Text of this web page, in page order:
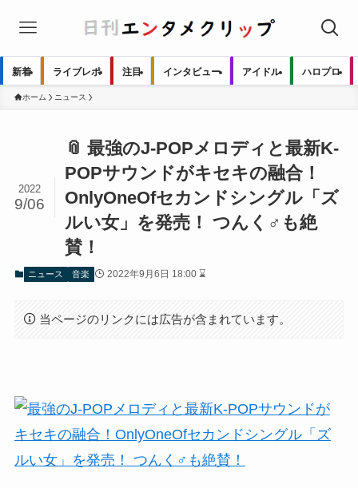
新着 ライブレポ 注目 インタビュー アイドル ハロプロ
ホーム ニュース
📎 最強のJ-POPメロディと最新K-
POPサウンドがキセキの融合！
OnlyOneOfセカンドシングル「ズ
ルい女」を発売！ つんく♂も絶
賛！
2022
9/06
ニュース 音楽 2022年9月6日 18:00 ⌛
当ページのリンクには広告が含まれています。